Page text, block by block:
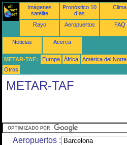
Imágenes
satélite
Pronóstico 10
días
Clima
Rayo Aeropuertos FAQ
Noticias Acerca
METAR-TAF: Europa África América del Norte
Otros
METAR-TAF
Aeropuertos :